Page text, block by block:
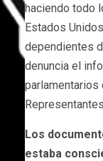
haciendo todo
Estados
dependientes
denuncia el
parlamentarios
Los
estaba